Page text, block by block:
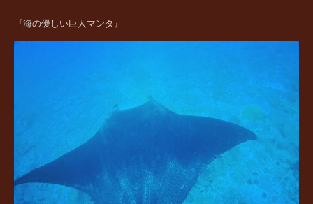
『海の優しい巨人マンタ』